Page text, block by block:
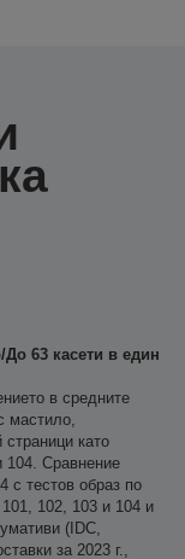
До 63 касети в един
в средните
мастило,
като
104. Сравнение
с тестов образ по
102, 103 и 104 и
(IDC,
за 2023 г.,